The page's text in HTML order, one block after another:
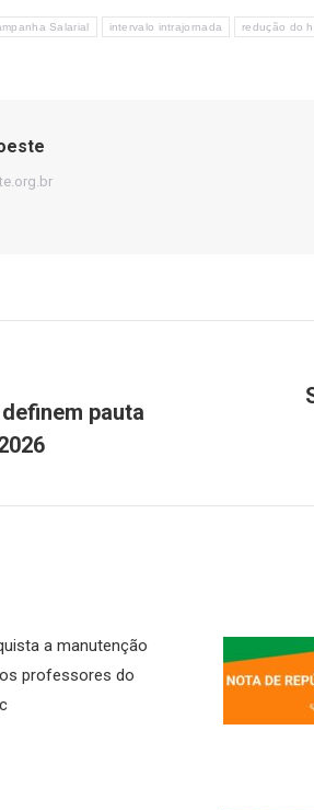
Salarial intervalo intrajornada redução do
pauta
a manutenção
professores do